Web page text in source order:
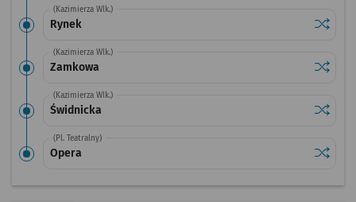
(Kazimierza Wlk.)
Rynek
(Kazimierza Wlk.)
Zamkowa
(Kazimierza Wlk.)
Świdnicka
(Pl. Teatralny)
Opera